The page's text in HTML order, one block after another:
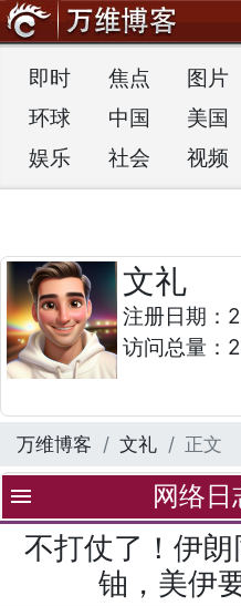
即时 焦点 图片
环球
中国 美国
娱乐
社会 视频
文礼
注册日期：
访问总量：
万维博客 文礼 正文
menu 网络日
不打仗了！伊
铀，美伊